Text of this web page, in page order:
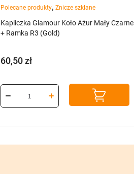
Polecane produkty, Znicze szklane
Kapliczka Glamour Koło Ażur Mały Czarne
+ Ramka R3 (Gold)
60,50zł